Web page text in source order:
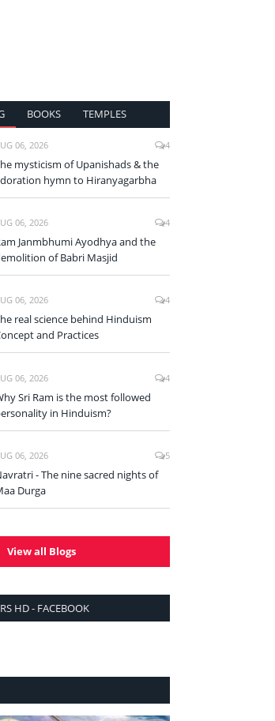
BOOKS TEMPLES
06, 2026 4
mysticism of Upanishads & the
hymn to Hiranyagarbha
06, 2026 4
Janmbhumi Ayodhya and the
of Babri Masjid
06, 2026 4
real science behind Hinduism
and Practices
06, 2026 4
Sri Ram is the most followed
in Hinduism?
06, 2026 5
- The nine sacred nights of
Durga
View all Blogs
HD - FACEBOOK